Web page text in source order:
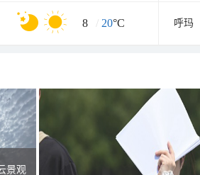
8 / 20°C 呼玛
景观